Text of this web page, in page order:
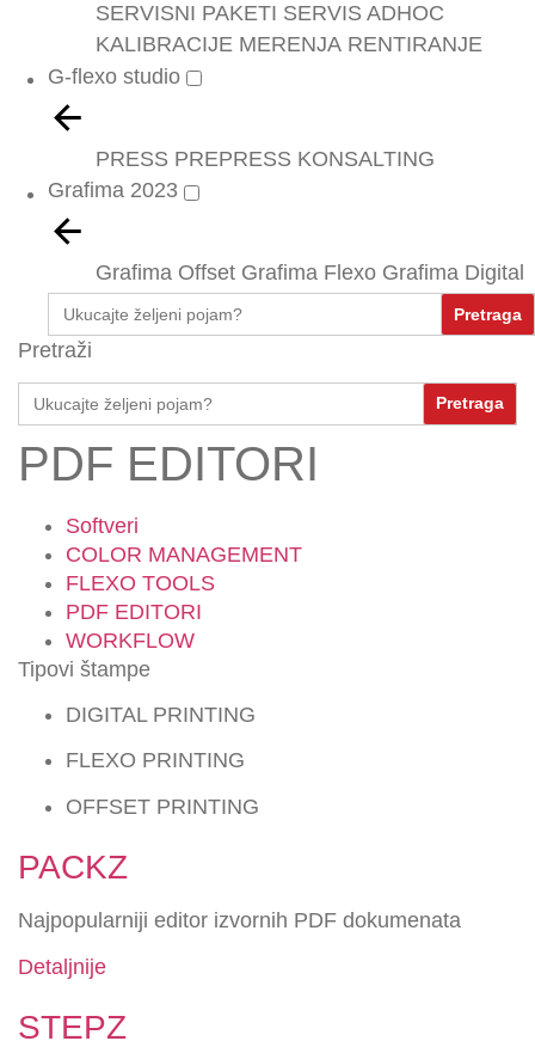
SERVISNI PAKETI SERVIS ADHOC
KALIBRACIJE MERENJA RENTIRANJE
G-flexo studio
PRESS PREPRESS KONSALTING
Grafima 2023
Grafima Offset Grafima Flexo Grafima Digital
Search
for:
Pretraži
Search
for:
PDF EDITORI
Softveri
COLOR MANAGEMENT
FLEXO TOOLS
PDF EDITORI
WORKFLOW
Tipovi štampe
DIGITAL PRINTING
FLEXO PRINTING
OFFSET PRINTING
PACKZ
Najpopularniji editor izvornih PDF dokumenata
Detaljnije
STEPZ